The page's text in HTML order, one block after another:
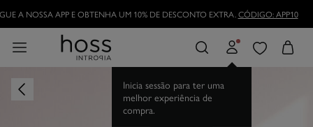
A NOSSA APP E OBTENHA UM 10% DE DESCONTO EXTRA.CÓDIGO: APP10
Inicia sessão para ter uma
melhor experiência de
compra.